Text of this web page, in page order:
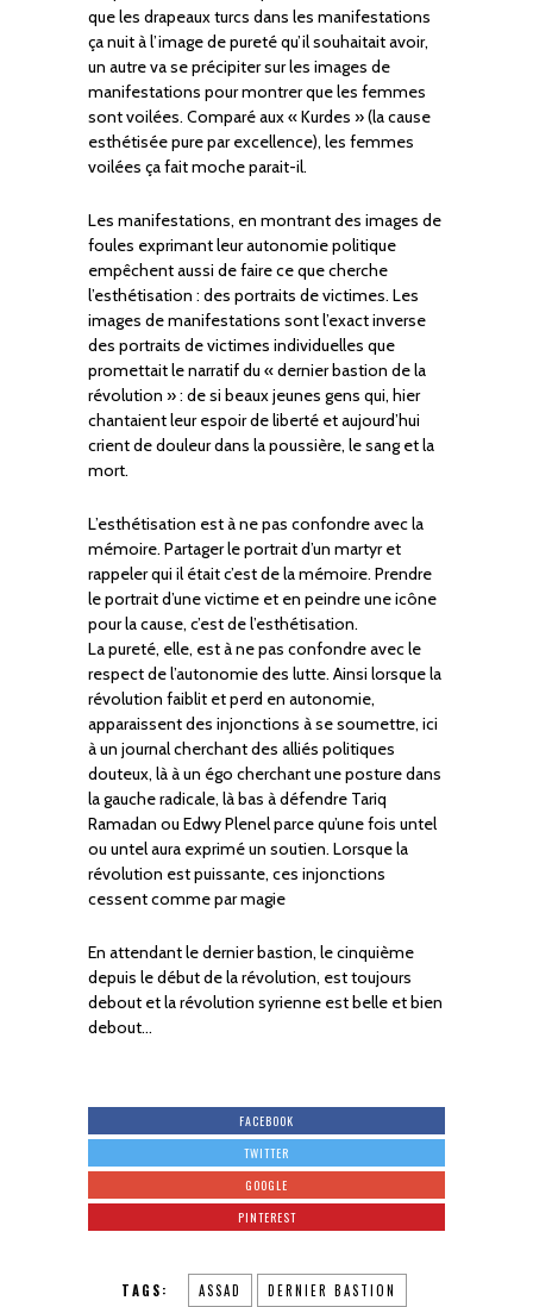
que les drapeaux turcs dans les manifestations
ça nuit à l’image de pureté qu’il souhaitait avoir,
un autre va se précipiter sur les images de
manifestations pour montrer que les femmes
sont voilées. Comparé aux « Kurdes » (la cause
esthétisée pure par excellence), les femmes
voilées ça fait moche parait-il.
Les manifestations, en montrant des images de
foules exprimant leur autonomie politique
empêchent aussi de faire ce que cherche
l’esthétisation : des portraits de victimes. Les
images de manifestations sont l’exact inverse
des portraits de victimes individuelles que
promettait le narratif du « dernier bastion de la
révolution » : de si beaux jeunes gens qui, hier
chantaient leur espoir de liberté et aujourd’hui
crient de douleur dans la poussière, le sang et la
mort.
L’esthétisation est à ne pas confondre avec la
mémoire. Partager le portrait d’un martyr et
rappeler qui il était c’est de la mémoire. Prendre
le portrait d’une victime et en peindre une icône
pour la cause, c’est de l’esthétisation.
La pureté, elle, est à ne pas confondre avec le
respect de l’autonomie des lutte. Ainsi lorsque la
révolution faiblit et perd en autonomie,
apparaissent des injonctions à se soumettre, ici
à un journal cherchant des alliés politiques
douteux, là à un égo cherchant une posture dans
la gauche radicale, là bas à défendre Tariq
Ramadan ou Edwy Plenel parce qu’une fois untel
ou untel aura exprimé un soutien. Lorsque la
révolution est puissante, ces injonctions
cessent comme par magie
En attendant le dernier bastion, le cinquième
depuis le début de la révolution, est toujours
debout et la révolution syrienne est belle et bien
debout…
FACEBOOK
TWITTER
GOOGLE
PINTEREST
TAGS: ASSAD DERNIER BASTION